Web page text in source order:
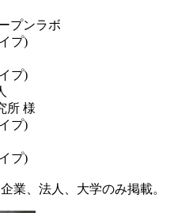
プンラボ
プ)
プ)
所 様
プ)
プ)
業、法人、大学のみ掲載。